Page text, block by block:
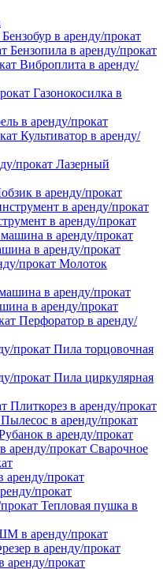
Бензобур в аренду/прокат
Бензопила в аренду/прокат
Виброплита в аренду/
Газонокосилка в
в аренду/прокат
Культиватор в аренду/
Лазерный
в аренду/прокат
в аренду/прокат
в аренду/прокат
Молоток
в аренду/прокат
Перфоратор в аренду/
Пила торцовочная
Пила циркулярная
Плиткорез в аренду/прокат
Пылесос в аренду/прокат
в аренду/прокат
Сварочное
прокат
Тепловая пушка в
в аренду/прокат
в аренду/прокат